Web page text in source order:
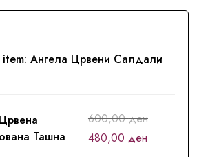
item: Ангела Црвени Салдали
Црвена
Ташна
600,00ден
480,00 ден